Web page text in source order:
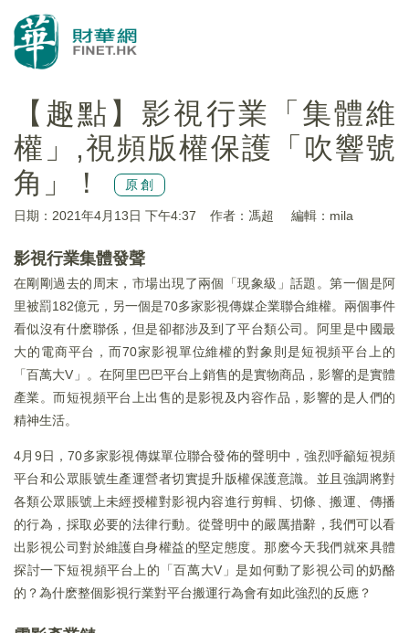
【趣點】影視行業「集體維
權」,視頻版權保護「吹響號
角」！
原創
日期：2021年4月13日 下午4:37 作者：馮超 編輯：mila
影視行業集體發聲
在剛剛過去的周末，市場出現了兩個「現象級」話題。第一個是阿
里被罰182億元，另一個是70多家影視傳媒企業聯合維權。兩個事件
看似沒有什麽聯係，但是卻都涉及到了平台類公司。阿里是中國最
大的電商平台，而70家影視單位維權的對象則是短視頻平台上的
「百萬大V」。在阿里巴巴平台上銷售的是實物商品，影響的是實體
產業。而短視頻平台上出售的是影視及内容作品，影響的是人們的
精神生活。
4月9日，70多家影視傳媒單位聯合發佈的聲明中，強烈呼籲短視頻
平台和公眾賬號生產運營者切實提升版權保護意識。並且強調將對
各類公眾賬號上未經授權對影視内容進行剪輯、切條、搬運、傳播
的行為，採取必要的法律行動。從聲明中的嚴厲措辭，我們可以看
出影視公司對於維護自身權益的堅定態度。那麽今天我們就來具體
探討一下短視頻平台上的「百萬大V」是如何動了影視公司的奶酪
的？為什麽整個影視行業對平台搬運行為會有如此強烈的反應？